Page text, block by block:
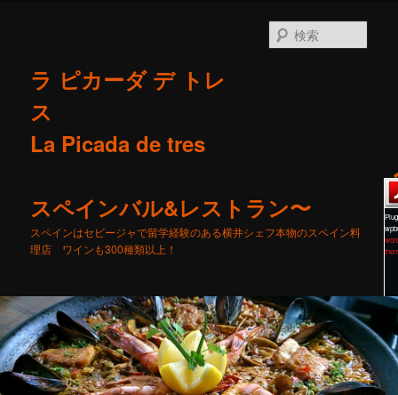
ラ ピカーダ デ トレ
ス
La Picada de tres
スペインバル&レストラン〜
スペインはセビージャで留学経験のある横井シェフ本物のスペイン料
理店 ワインも300種類以上！
索